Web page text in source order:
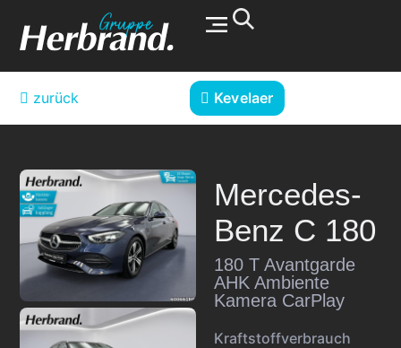
zurück Kevelaer
Mercedes-
Benz C 180
180 T Avantgarde
AHK Ambiente
Kamera CarPlay
Kraftstoffverbrauch